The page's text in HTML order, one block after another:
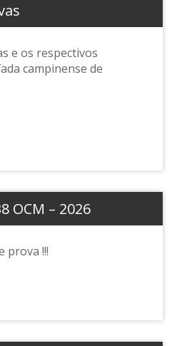
e os respectivos
campinense de
OCM – 2026
prova !!!